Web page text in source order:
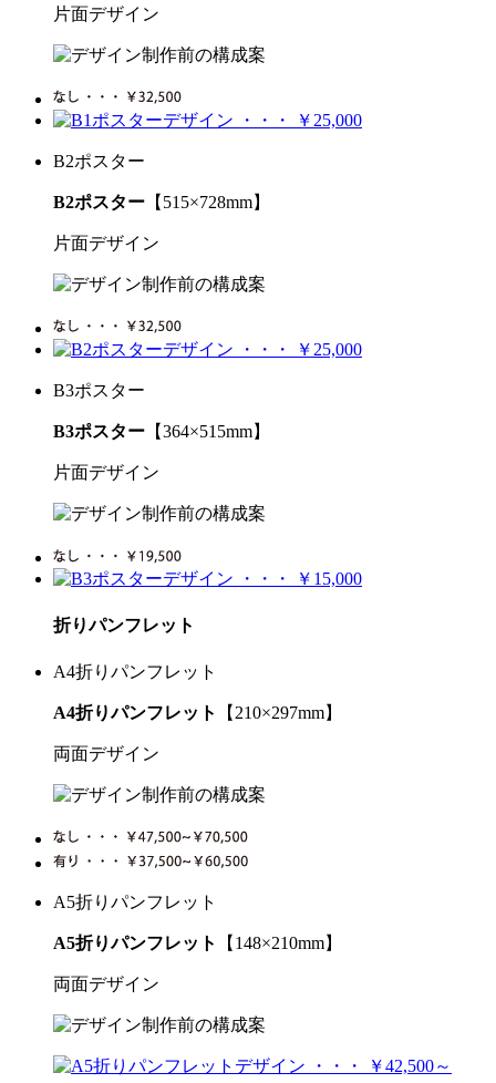
片面デザイン
B2ポスター
B2ポスター 【515×728mm】
片面デザイン
B3ポスター
B3ポスター 【364×515mm】
片面デザイン
折りパンフレット
A4折りパンフレット
A4折りパンフレット 【210×297mm】
両面デザイン
A5折りパンフレット
A5折りパンフレット 【148×210mm】
両面デザイン